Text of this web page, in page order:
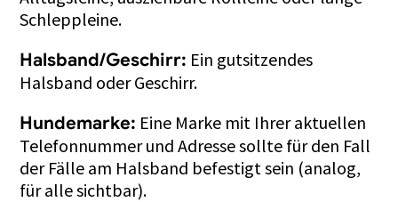
Schleppleine.
Halsband/Geschirr: Ein gutsitzendes
Halsband oder Geschirr.
Hundemarke: Eine Marke mit Ihrer aktuellen
Telefonnummer und Adresse sollte für den Fall
der Fälle am Halsband befestigt sein (analog,
für alle sichtbar).